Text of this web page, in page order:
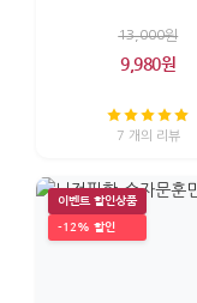
13,000원
9,980원
7 개의 리뷰
이벤트 할인상품
-12% 할인